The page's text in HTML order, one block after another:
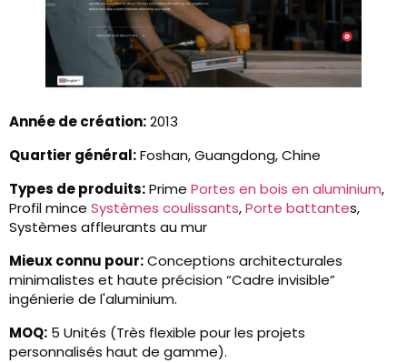
Année de création:2013
Quartier général:Foshan, Guangdong, Chine
Types de produits:Prime Portes en bois en aluminium,
Profil mince Systèmes coulissants,Porte battantes,
Systèmes affleurants au mur
Mieux connu pour:Conceptions architecturales
minimalistes et haute précision “Cadre invisible”
ingénierie de l'aluminium.
MOQ: 5 Unités (Très flexible pour les projets
personnalisés haut de gamme).